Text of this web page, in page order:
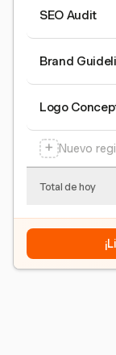
SEO Audit
Brand
Logo
+ Nuevo
Total de hoy